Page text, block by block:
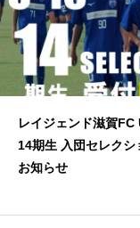
レイジェンド滋賀FC
14期生 入団セレクション の
お知らせ